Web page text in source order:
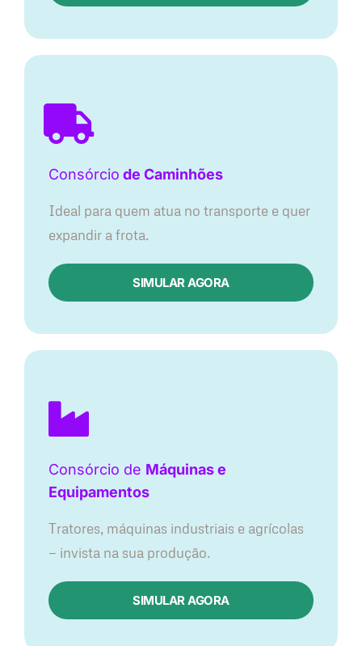
Consórcio de Caminhões
Ideal para quem atua no transporte e quer
expandir a frota.
SIMULAR AGORA
Consórcio de Máquinas e
Equipamentos
Tratores, máquinas industriais e agrícolas
— invista na sua produção.
SIMULAR AGORA